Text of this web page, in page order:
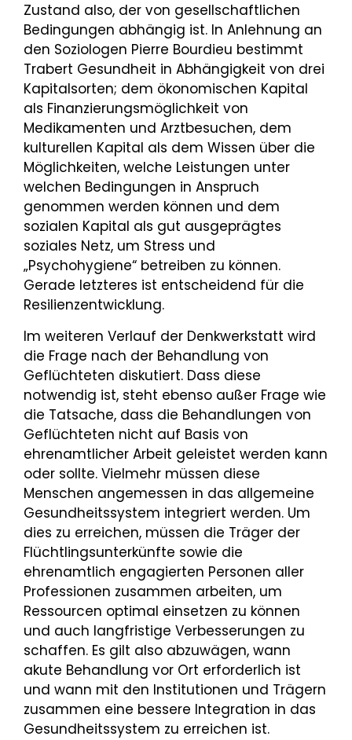
Zustand also, der von gesellschaftlichen
Bedingungen abhängig ist. In Anlehnung an
den Soziologen Pierre Bourdieu bestimmt
Trabert Gesundheit in Abhängigkeit von drei
Kapitalsorten; dem ökonomischen Kapital
als Finanzierungsmöglichkeit von
Medikamenten und Arztbesuchen, dem
kulturellen Kapital als dem Wissen über die
Möglichkeiten, welche Leistungen unter
welchen Bedingungen in Anspruch
genommen werden können und dem
sozialen Kapital als gut ausgeprägtes
soziales Netz, um Stress und
„Psychohygiene“ betreiben zu können.
Gerade letzteres ist entscheidend für die
Resilienzentwicklung.
Im weiteren Verlauf der Denkwerkstatt wird
die Frage nach der Behandlung von
Geflüchteten diskutiert. Dass diese
notwendig ist, steht ebenso außer Frage wie
die Tatsache, dass die Behandlungen von
Geflüchteten nicht auf Basis von
ehrenamtlicher Arbeit geleistet werden kann
oder sollte. Vielmehr müssen diese
Menschen angemessen in das allgemeine
Gesundheitssystem integriert werden. Um
dies zu erreichen, müssen die Träger der
Flüchtlingsunterkünfte sowie die
ehrenamtlich engagierten Personen aller
Professionen zusammen arbeiten, um
Ressourcen optimal einsetzen zu können
und auch langfristige Verbesserungen zu
schaffen. Es gilt also abzuwägen, wann
akute Behandlung vor Ort erforderlich ist
und wann mit den Institutionen und Trägern
zusammen eine bessere Integration in das
Gesundheitssystem zu erreichen ist.